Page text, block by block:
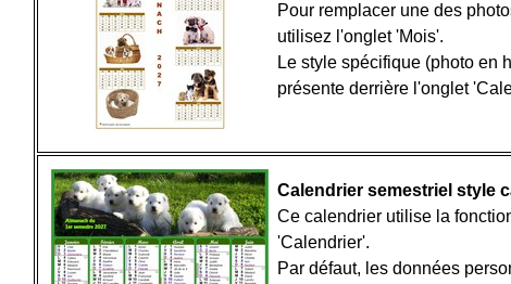
Pour remplacer une des
utilisez l'onglet 'Mois'.
Le style spécifique (photo en
présente derrière l'onglet
Calendrier semestriel style
Ce calendrier utilise la
'Calendrier'.
Par défaut, les données